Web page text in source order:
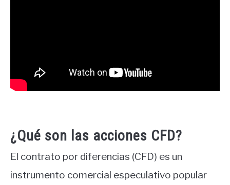
¿Qué son las acciones CFD?
El contrato por diferencias (CFD) es un
instrumento comercial especulativo popular